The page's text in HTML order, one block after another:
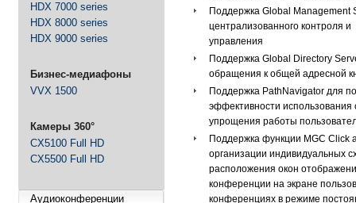
HDX 7000 series
HDX 8000 series
HDX 9000 series
Бизнес-медиафоны
VVX 1500
Камеры 360°
CX5100 Full HD
CX5500 Full HD
Аудиоконференции
Поддержка Global Management
централизованного контроля и
управления
Поддержка Global Directory
обращения к общей адресной
Поддержка PathNavigator для
эффективности использования
упрощения работы
Поддержка функции MGC Click
организации индивидуальных
расположения окон
конференции на экране
конференциях в режиме